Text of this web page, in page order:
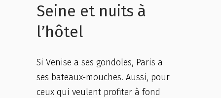
Seine et nuits à
l’hôtel
Si Venise a ses gondoles, Paris a
ses bateaux-mouches. Aussi, pour
ceux qui veulent profiter à fond